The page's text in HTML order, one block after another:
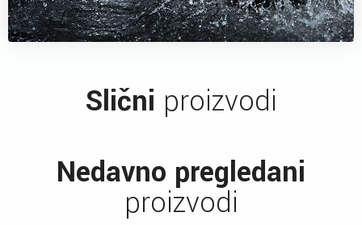
Slični proizvodi
Nedavno pregledani
proizvodi